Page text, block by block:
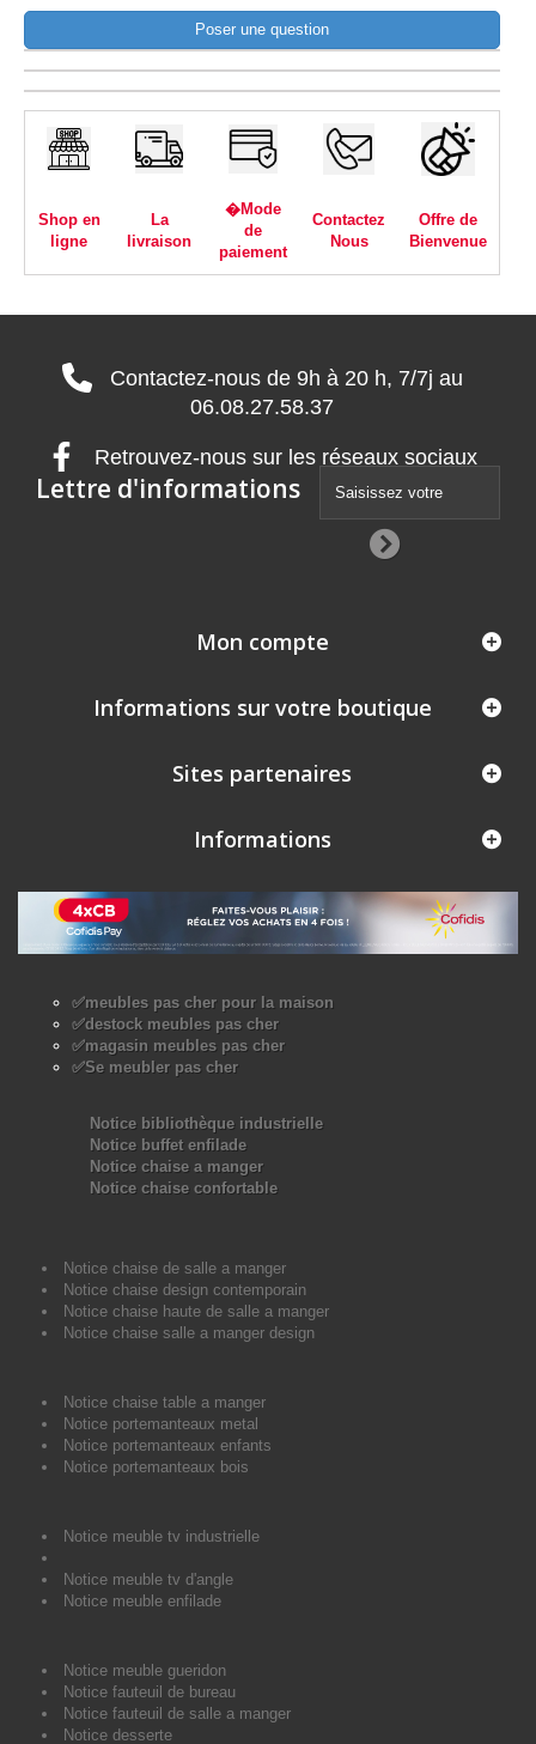
Poser une question
Shop en
ligne
La
livraison
�Mode
de
paiement
Contactez
Nous
Offre de
Bienvenue
Contactez-nous de 9h à 20 h, 7/7j au
06.08.27.58.37
Retrouvez-nous sur les réseaux sociaux
Lettre d'informations
Mon compte
Informations sur votre boutique
Sites partenaires
Informations
✅Se meubler pas cher
✅magasin meubles pas cher
✅destock meubles pas cher
✅meubles pas cher pour la maison
Notice bibliothèque industrielle
Notice buffet enfilade
Notice chaise a manger
Notice chaise confortable
Notice chaise de salle a manger
Notice chaise design contemporain
Notice chaise haute de salle a manger
Notice chaise salle a manger design
Notice chaise table a manger
Notice portemanteaux metal
Notice portemanteaux enfants
Notice portemanteaux bois
Notice meuble tv industrielle
Notice meuble tv d'angle
Notice meuble enfilade
Notice meuble gueridon
Notice fauteuil de bureau
Notice fauteuil de salle a manger
Notice desserte